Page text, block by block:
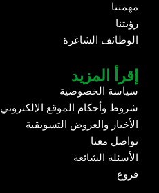
مهمتنا
رؤيتنا
الوظائف الشاغرة
إقرأ المزيد
سياسة الخصوصية
شروط وأحكام الموقع الإلكتروني
الأخبار والعروض التسويقية
تواصل معنا
الأسئلة الشائعة
فروع